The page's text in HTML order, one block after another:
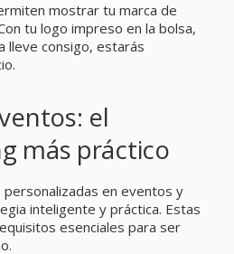
mostrar tu marca de
tu logo impreso en la bolsa,
lleve consigo, estarás
el
más práctico
en eventos y
inteligente y práctica. Estas
esenciales para ser